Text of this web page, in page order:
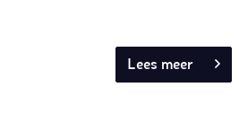
Lees meer